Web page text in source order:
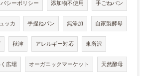
シーポリシー 添加物不使用 手ごねパン
ッカ 手捏ねパン 無添加 自家製酵母
秋津 アレルギー対応 東所沢
広場 オーガニックマーケット 天然酵母